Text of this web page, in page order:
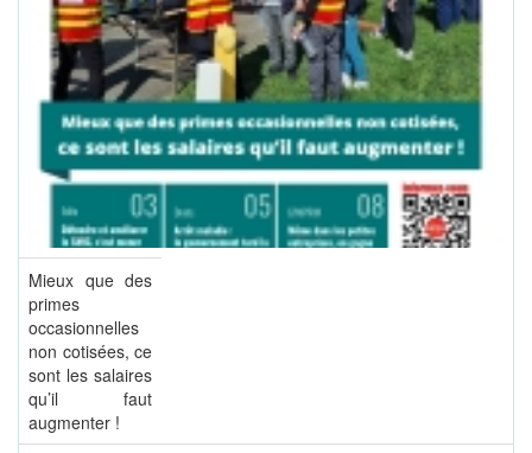
Mieux que des
primes
occasionnelles
non cotisées, ce
sont les salaires
qu’il faut
augmenter !